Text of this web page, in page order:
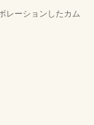
レーションしたカム